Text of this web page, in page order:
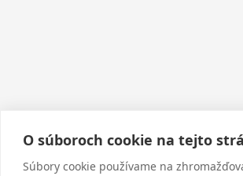
O súboroch cookie na tejto
Súbory cookie používame na